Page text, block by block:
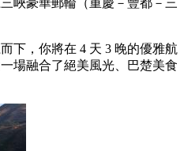
下，你將在 4 天 3 晚的優雅航
場融合了絕美風光、巴楚美食